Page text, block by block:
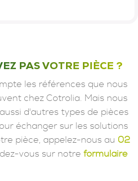
PAS VOTRE PIÈCE ?
les références que nous
chez Cotrolia. Mais nous
d'autres types de pièces
échanger sur les solutions
pièce, appelez-nous au 02
vous sur notre formulaire